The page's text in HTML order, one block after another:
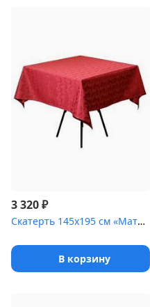
3 320₽
Скатерть 145х195 см «Мати» бордо
В корзину